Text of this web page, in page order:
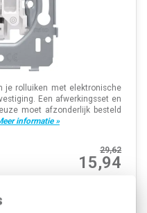
je rolluiken met elektronische
Een afwerkingsset en
moet afzonderlijk besteld
informatie »
29,62
15,94